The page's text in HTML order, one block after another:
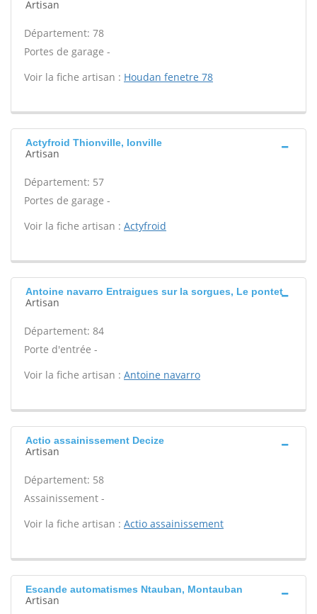
Artisan
Département: 78
Portes de garage -
Voir la fiche artisan : Houdan fenetre 78
Actyfroid Thionville, Ionville
Artisan
Département: 57
Portes de garage -
Voir la fiche artisan : Actyfroid
Antoine navarro Entraigues sur la sorgues, Le pontet
Artisan
Département: 84
Porte d'entrée -
Voir la fiche artisan : Antoine navarro
Actio assainissement Decize
Artisan
Département: 58
Assainissement -
Voir la fiche artisan : Actio assainissement
Escande automatismes Ntauban, Montauban
Artisan